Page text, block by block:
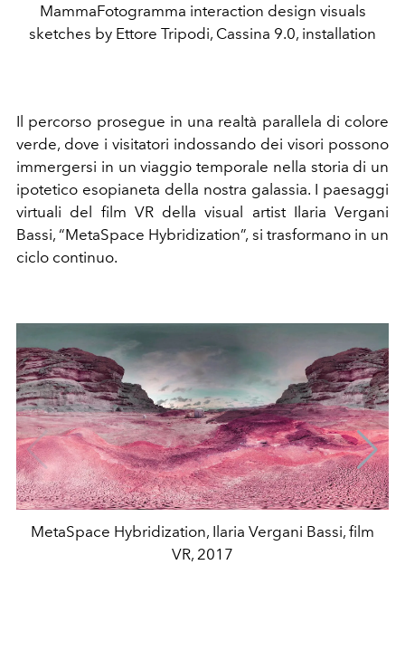
MammaFotogramma interaction design visuals
sketches by Ettore Tripodi, Cassina 9.0, installation
Il percorso prosegue in una realtà parallela di colore
verde, dove i visitatori indossando dei visori possono
immergersi in un viaggio temporale nella storia di un
ipotetico esopianeta della nostra galassia. I paesaggi
virtuali del film VR della visual artist Ilaria Vergani
Bassi, “MetaSpace Hybridization”, si trasformano in un
ciclo continuo.
MetaSpace Hybridization, Ilaria Vergani Bassi, film
VR, 2017